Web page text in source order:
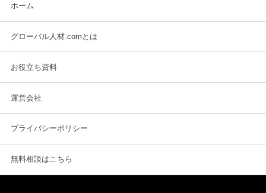
ホーム
グローバル人材.comとは
お役立ち資料
運営会社
プライバシーポリシー
無料相談はこちら